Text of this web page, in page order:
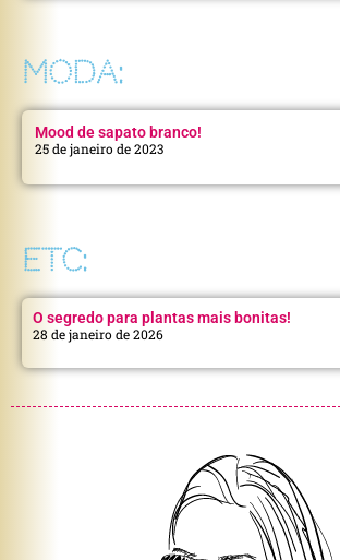
MODA:
Mood de sapato branco!
25 de janeiro de 2023
ETC:
O segredo para plantas mais bonitas!
28 de janeiro de 2026